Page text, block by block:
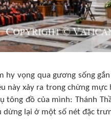
vọng qua gương sống
này xảy ra trong chừng
đồ của mình: Thánh
dừng lại ở một số nét đặc